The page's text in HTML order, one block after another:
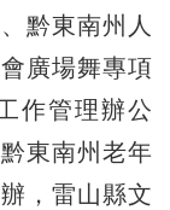
黔東南州人
廣場舞專項
作管理辦公
東南州老年
，雷山縣文